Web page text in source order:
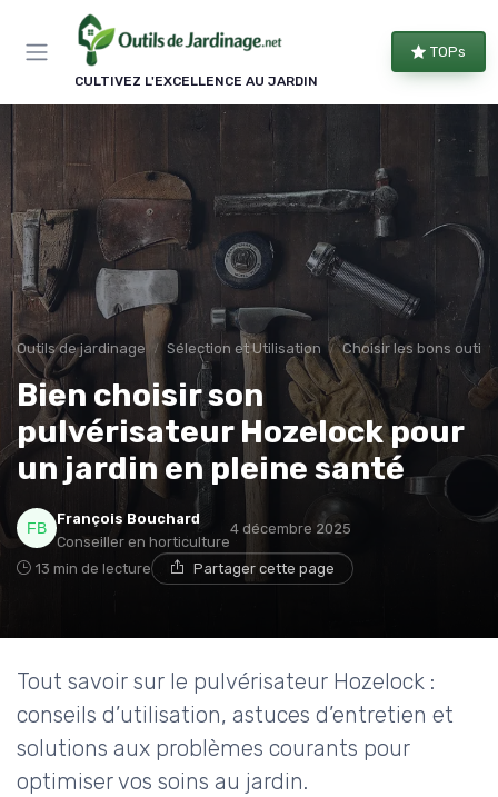
CULTIVEZ L'EXCELLENCE AU JARDIN
TOPs
Outils de jardinage Sélection et Utilisation Choisir les bons outils
Bien choisir son
pulvérisateur Hozelock pour
un jardin en pleine santé
François Bouchard
Conseiller en horticulture
4 décembre 2025
13 min de lecture Partager cette page
Tout savoir sur le pulvérisateur Hozelock :
conseils d’utilisation, astuces d’entretien et
solutions aux problèmes courants pour
optimiser vos soins au jardin.
Panneau de gestion des cookies